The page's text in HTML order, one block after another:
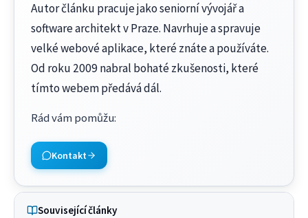
Autor článku pracuje jako seniorní vývojář a
software architekt v Praze. Navrhuje a spravuje
velké webové aplikace, které znáte a používáte.
Od roku 2009 nabral bohaté zkušenosti, které
tímto webem předává dál.
Rád vám pomůžu:
Kontakt
Související články